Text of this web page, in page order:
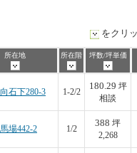
をクリ
所在地 所在階 坪数/坪単価
石下280-3 1-2/2
180.29 坪
相談
場442-2 1/2
388 坪
2,268